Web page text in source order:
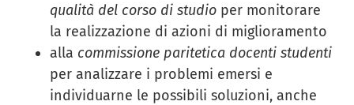
qualità del corso di studio per monitorare
la realizzazione di azioni di miglioramento
alla commissione paritetica docenti studenti
per analizzare i problemi emersi e
individuarne le possibili soluzioni, anche